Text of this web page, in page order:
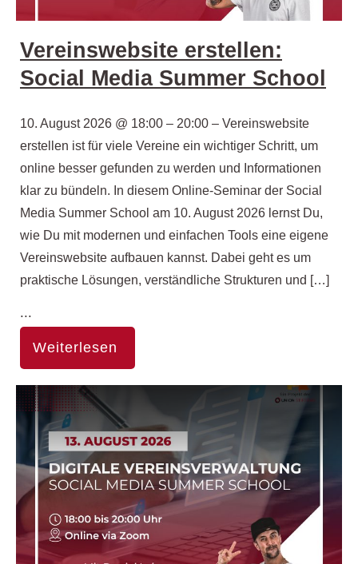
Vereinswebsite erstellen:
Social Media Summer School
10. August 2026 @ 18:00 – 20:00 – Vereinswebsite
erstellen ist für viele Vereine ein wichtiger Schritt, um
online besser gefunden zu werden und Informationen
klar zu bündeln. In diesem Online-Seminar der Social
Media Summer School am 10. August 2026 lernst Du,
wie Du mit modernen und einfachen Tools eine eigene
Vereinswebsite aufbauen kannst. Dabei geht es um
praktische Lösungen, verständliche Strukturen und […]
...
Weiterlesen